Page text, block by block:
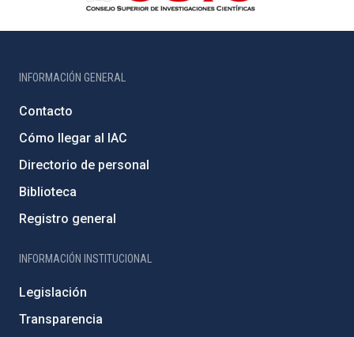
INFORMACIÓN GENERAL
Contacto
Cómo llegar al IAC
Directorio de personal
Biblioteca
Registro general
INFORMACIÓN INSTITUCIONAL
Legislación
Transparencia